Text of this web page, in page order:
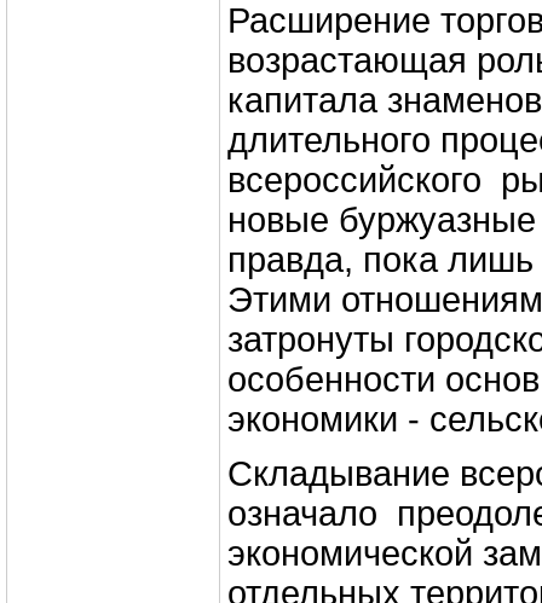
Расширение
возрастающая
капитала
длительного
всероссийского
новые
правда, пока
Этими
затронуты
особенности
экономики -
Складывание
означало
экономической
отдельных